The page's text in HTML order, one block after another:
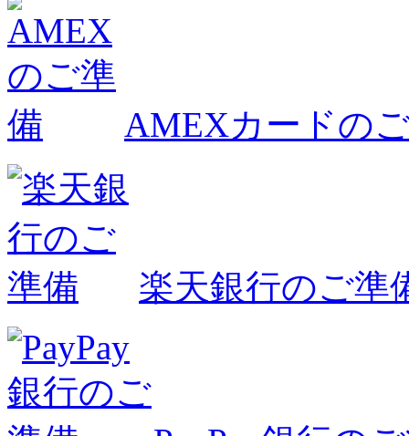
AMEXカードの
楽天銀行のご準